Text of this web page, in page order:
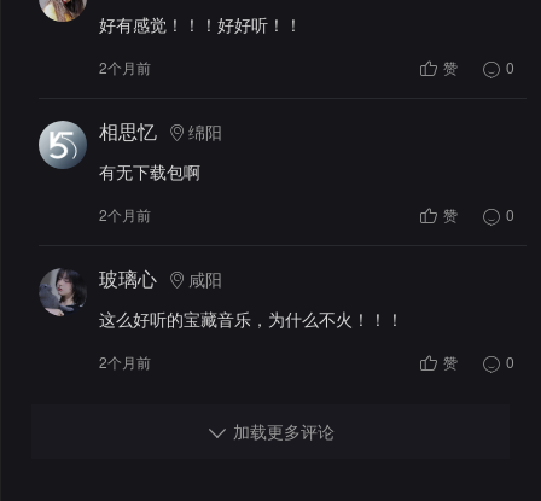
好有感觉！！！好好听！！
2个月前 赞 0
相思忆
绵阳
有无下载包啊
2个月前 赞 0
玻璃心
咸阳
这么好听的宝藏音乐，为什么不火！！！
2个月前 赞 0
加载更多评论